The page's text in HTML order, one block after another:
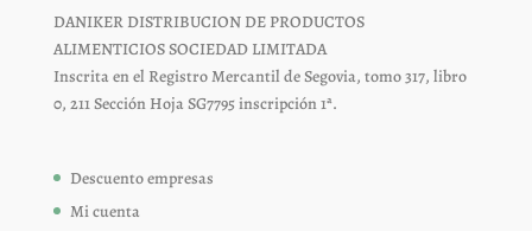
DANIKER DISTRIBUCION DE PRODUCTOS
ALIMENTICIOS SOCIEDAD LIMITADA
Inscrita en el Registro Mercantil de Segovia, tomo 317, libro
0, 211 Sección Hoja SG7795 inscripción 1ª.
Descuento empresas
Mi cuenta